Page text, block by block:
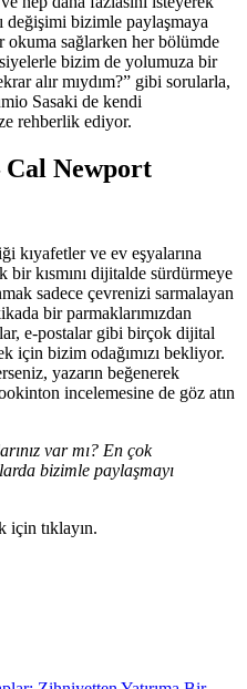
değişimi bizimle paylaşmaya
okuma sağlarken her bölümde
bizim de yolumuza bir
alır mıydım?” gibi sorularla,
Sasaki de kendi
rehberlik ediyor.
Newport
kıyafetler ve ev eşyalarına
bir kısmını dijitalde sürdürmeye
sadece çevrenizi sarmalayan
bir parmaklarımızdan
e-postalar gibi birçok dijital
için bizim odağımızı bekliyor.
yazarın beğenerek
incelemesine de göz atın
var mı? En çok
bizimle paylaşmayı
için tıklayın.